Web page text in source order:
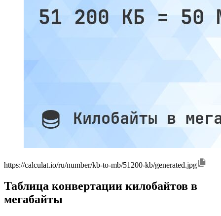
https://calculat.io/ru/number/kb-to-mb/51200-kb/generated.jpg
Таблица конвертации килобайтов в
мегабайты